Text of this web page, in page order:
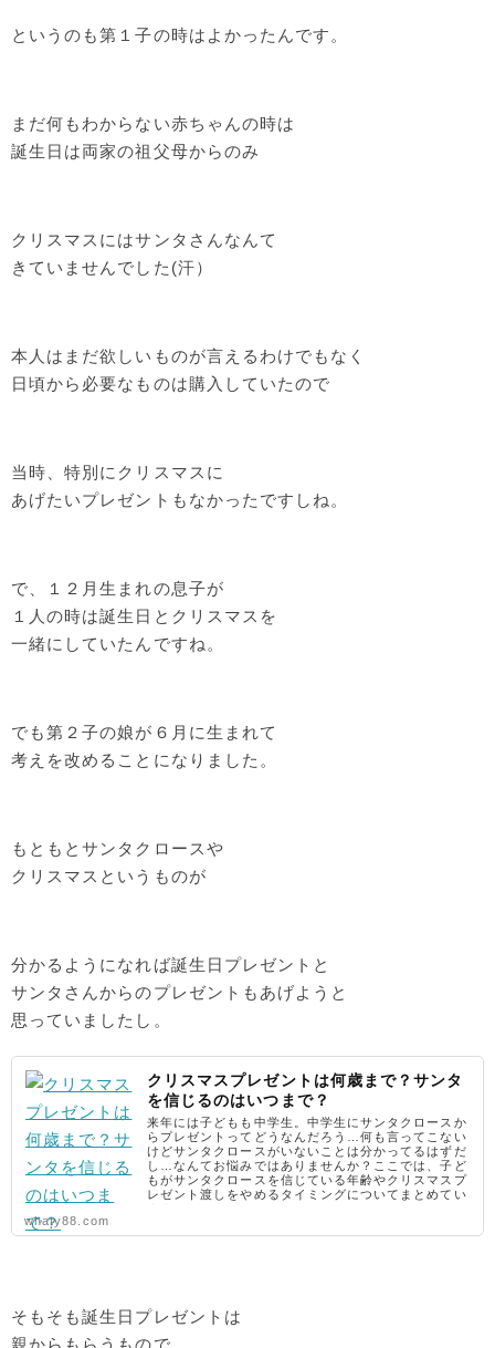
というのも第１子の時はよかったんです。
まだ何もわからない赤ちゃんの時は
誕生日は両家の祖父母からのみ
クリスマスにはサンタさんなんて
きていませんでした(汗）
本人はまだ欲しいものが言えるわけでもなく
日頃から必要なものは購入していたので
当時、特別にクリスマスに
あげたいプレゼントもなかったですしね。
で、１２月生まれの息子が
１人の時は誕生日とクリスマスを
一緒にしていたんですね。
でも第２子の娘が６月に生まれて
考えを改めることになりました。
もともとサンタクロースや
クリスマスというものが
分かるようになれば誕生日プレゼントと
サンタさんからのプレゼントもあげようと
思っていましたし。
クリスマスプレゼントは何歳まで？サンタ
を信じるのはいつまで？
来年には子どもも中学生。中学生にサンタクロースか
らプレゼントってどうなんだろう…何も言ってこない
けどサンタクロースがいないことは分かってるはずだ
し…なんてお悩みではありませんか？ここでは、子ど
もがサンタクロースを信じている年齢やクリスマスプ
レゼント渡しをやめるタイミングについてまとめてい
whaty88.com
そもそも誕生日プレゼントは
親からもらうもので